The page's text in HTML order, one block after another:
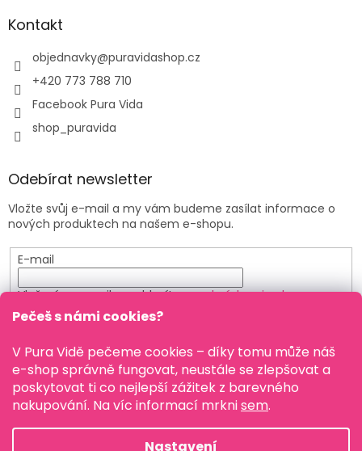
Pečeš s námi cookies?
V Pura Vidě pečeme cookies – díky tomu může náš
e-shop správně fungovat, neustále se zlepšovat a
poskytovat ti co nejlepší zážitek z barevného
nakupování. Na víc informací mrknisem.
Nastavení
Kontakt
objednavky@puravidashop.cz
+420 773 788 710
Facebook Pura Vida
shop_puravida
Odebírat newsletter
Vložte svůj e-mail a my vám budeme zasílat informace o
nových produktech na našem e-shopu.
E-mail
Vložením e-mailu souhlasíte spodmínkami ochrany
osobních údajů
PŘIHLÁSIT SE